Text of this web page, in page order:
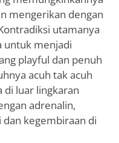
mengerikan dengan
utamanya
untuk menjadi
playful dan penuh
acuh tak acuh
luar lingkaran
adrenalin,
kegembiraan di